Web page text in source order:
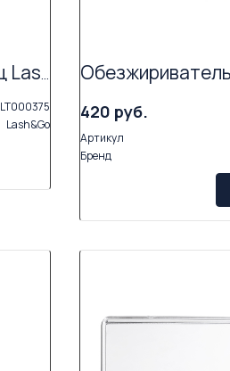
Набор щеточек для бровей и ресниц Lash&Go «Magic stick» (голубой страз) в колбе, 50 шт
LT000375
Lash&Go
420 руб.
Артикул
Бренд